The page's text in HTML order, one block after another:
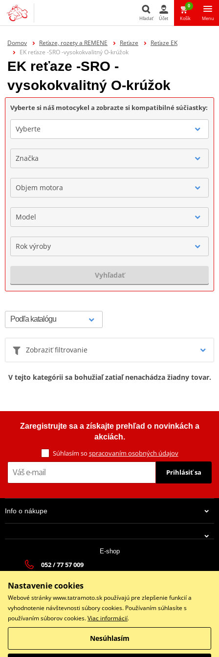
Hľadať Účet
0
Košík Menu
Domov Reťaze, rozety a REMENE Reťaze
Reťaze EK
EK reťaze -SRO -vysokokvalitný O-krúžok
EK reťaze -SRO -
vysokokvalitný O-krúžok
Vyberte si náš motocykel a zobrazte si kompatibilné súčiastky:
Vyberte
Značka
Objem motora
Model
Rok výroby
Vyhľadať
Zobraziť filtrovanie
V tejto kategórii sa bohužiaľ zatiaľ nenachádza žiadny tovar.
Zaregistrujte sa a získajte prehľad o novinkách a
akciách.
Súhlasím so spracovaním osobných údajov
Prihlásiť sa
Info o nákupe
E-shop
052 / 77 57 009
Po - Pia 9:00-17:00 | So: 9:00-13:00 | Ne: Zatvorené
Facebook
Copyright © 2026 www.tatramoto.sk
Všetky práva vyhradené
Nastavenie cookies
Webové stránky www.tatramoto.sk používajú pre zlepšenie funkcií a
vyhodnotenie návštevnosti súbory cookies. Používaním súhlasíte s
používaním súborov cookies.Viac informácií.
Nesúhlasím